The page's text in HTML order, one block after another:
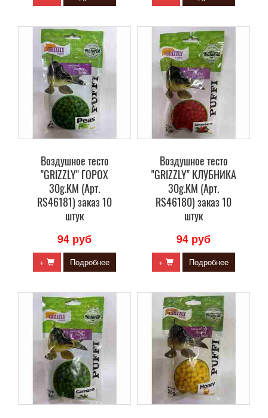
Воздушное тесто
"GRIZZLY" ГОРОХ
30g.KM (Арт.
RS46181) заказ 10
штук
94 руб
+ Подробнее
Воздушное тесто
"GRIZZLY" КЛУБНИКА
30g.KM (Арт.
RS46180) заказ 10
штук
94 руб
+ Подробнее